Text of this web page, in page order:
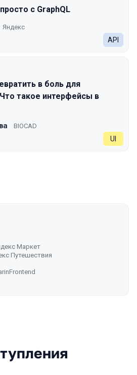
с GraphQL
Яндекс
API
в боль для
такое интерфейсы в
BIOCAD
UI
Маркет
Путешествия